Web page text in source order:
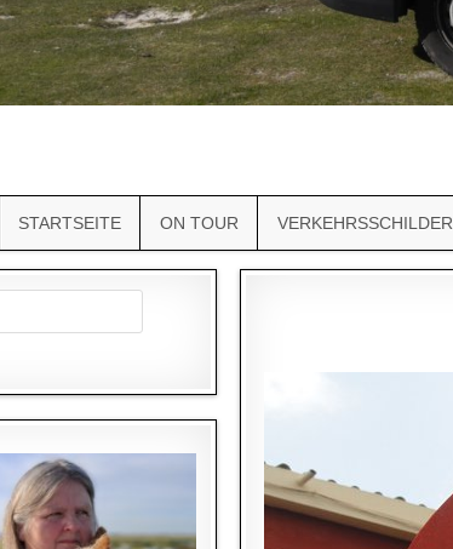
STARTSEITE ON TOUR VERKEHRSSCHILDER